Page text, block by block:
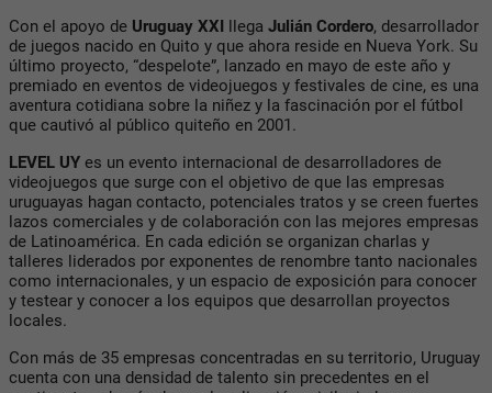
Con el apoyo de Uruguay XXI llega Julián Cordero, desarrollador
de juegos nacido en Quito y que ahora reside en Nueva York. Su
último proyecto, “despelote”, lanzado en mayo de este año y
premiado en eventos de videojuegos y festivales de cine, es una
aventura cotidiana sobre la niñez y la fascinación por el fútbol
que cautivó al público quiteño en 2001.
LEVEL UY es un evento internacional de desarrolladores de
videojuegos que surge con el objetivo de que las empresas
uruguayas hagan contacto, potenciales tratos y se creen fuertes
lazos comerciales y de colaboración con las mejores empresas
de Latinoamérica. En cada edición se organizan charlas y
talleres liderados por exponentes de renombre tanto nacionales
como internacionales, y un espacio de exposición para conocer
y testear y conocer a los equipos que desarrollan proyectos
locales.
Con más de 35 empresas concentradas en su territorio, Uruguay
cuenta con una densidad de talento sin precedentes en el